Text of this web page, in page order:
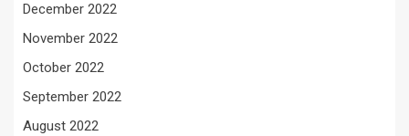
December 2022
November 2022
October 2022
September 2022
August 2022